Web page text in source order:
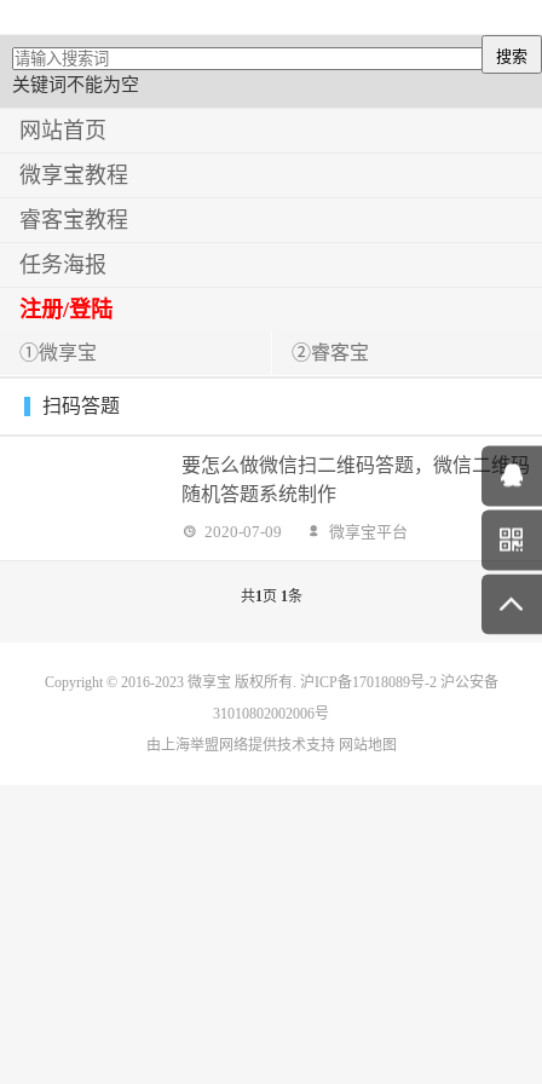
关键词不能为空
网站首页
微享宝教程
睿客宝教程
任务海报
注册/登陆
①微享宝 ②睿客宝
扫码答题
要怎么做微信扫二维码答题，微信二维码
随机答题系统制作
2020-07-09 微享宝平台
共1页 1条
Copyright © 2016-2023 微享宝 版权所有. 沪ICP备17018089号-2沪公安备
31010802002006号
由上海举盟网络提供技术支持 网站地图